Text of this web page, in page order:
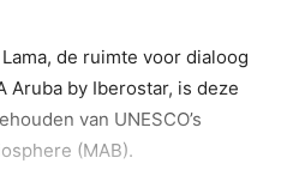
de ruimte voor dialoog
Aruba by Iberostar, is deze
van UNESCO’s
(MAB).